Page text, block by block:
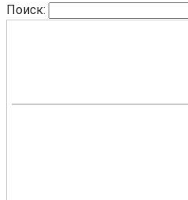
Поиск: